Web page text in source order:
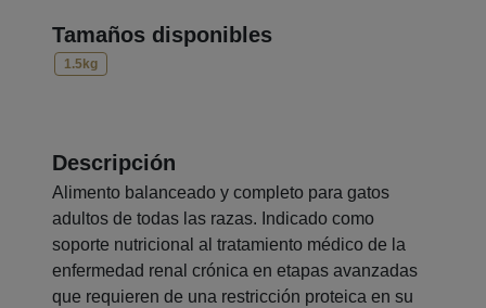
Tamaños disponibles
1.5kg
Descripción
Alimento balanceado y completo para gatos
adultos de todas las razas. Indicado como
soporte nutricional al tratamiento médico de la
enfermedad renal crónica en etapas avanzadas
que requieren de una restricción proteica en su